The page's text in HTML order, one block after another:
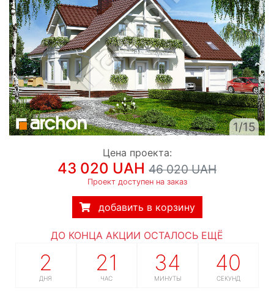
1/15
Цена проекта:
43 020 UAH 46 020 UAH
Проект доступен на заказ
добавить в корзину
ДО КОНЦА АКЦИИ ОСТАЛОСЬ ЕЩЁ
2
ДНЯ
21
ЧАС
34
МИНУТЫ
40
СЕКУНД